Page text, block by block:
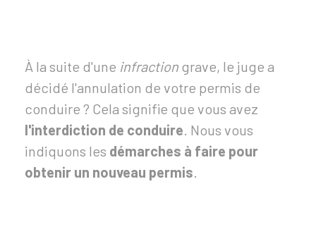
À la suite d'une infraction grave, le juge a
décidé l'annulation de votre permis de
conduire ? Cela signifie que vous avez
l'interdiction de conduire. Nous vous
indiquons les démarches à faire pour
obtenir un nouveau permis.